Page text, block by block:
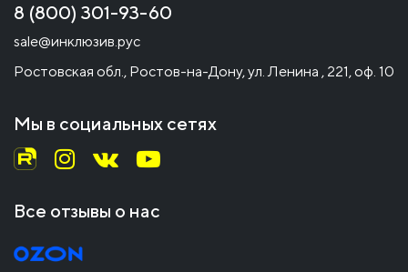
8 (800) 301-93-60
sale@инклюзив.рус
Ростовская обл., Ростов-на-Дону, ул. Ленина , 221, оф. 10
Мы в социальных сетях
Все отзывы о нас